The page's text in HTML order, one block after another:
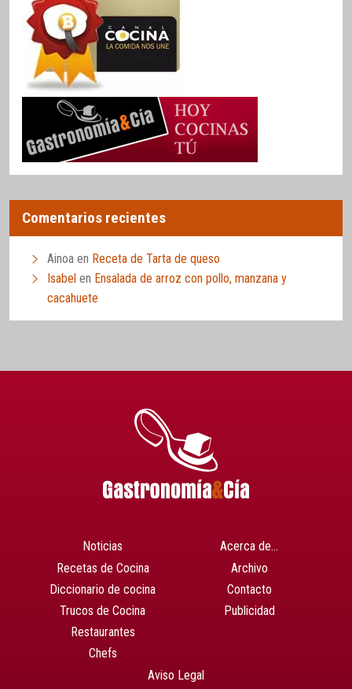
Comentarios recientes
Ainoa en Receta de Tarta de queso
Isabel en Ensalada de arroz con pollo, manzana y
cacahuete
Noticias
Recetas de Cocina
Diccionario de cocina
Trucos de Cocina
Restaurantes
Chefs
Acerca de…
Archivo
Contacto
Publicidad
Aviso Legal